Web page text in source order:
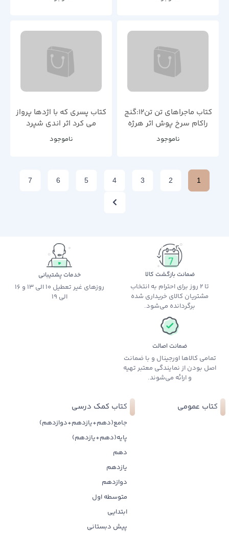
کتاب ماجراهای تن تن12:گنج
راکام سرخ پوش اثر هرژه
ناموجود
کتاب پسری که با اژدها پرواز
می کرد اثر اندی شپرد
ناموجود
1
2
3
4
5
6
7
ضمانت بازگشت کالا
تا 2 روز برای احترام به انتخاب
مشتریان کالای خریداری شده
برگردانده می‌شود.
خدمات پشتیبانی
روزهای غیر تعطیل 10 الی 13 و 16
الی 19
ضمانت اصالت
تمامی کالاها اورجینال و با ضمانت
اصل بودن از نمایندگی معتبر تهیه
و ارائه می‌شوند.
کتاب عمومی کتاب کمک درسی
جامع(دهم+یازدهم+دوازدهم)
پایه(دهم+یازدهم)
دهم
یازدهم
دوازدهم
متوسطه اول
ابتدایی
پیش دبستانی